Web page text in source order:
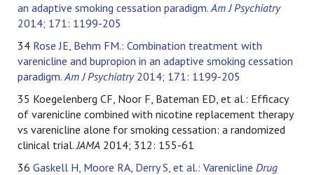
an adaptive smoking cessation paradigm.Am J Psychiatry
2014; 171: 1199-205
34 Rose JE, Behm FM.: Combination treatment with
varenicline and bupropion in an adaptive smoking cessation
paradigm.Am J Psychiatry2014; 171: 1199-205
35 Koegelenberg CF, Noor F, Bateman ED, et al.: Efficacy
of varenicline combined with nicotine replacement therapy
vs varenicline alone for smoking cessation: a randomized
clinical trial.JAMA 2014; 312: 155-61
36 Gaskell H, Moore RA, Derry S, et al.: Varenicline Drug